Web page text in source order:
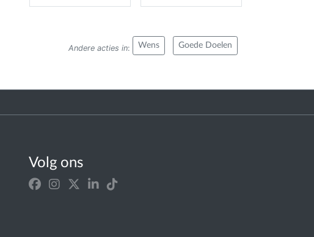
Andere acties in: Wens Goede Doelen
Volg ons